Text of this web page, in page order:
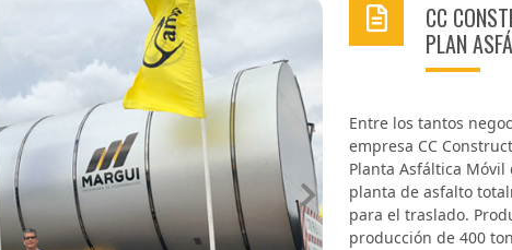
Next
CC
PLAN
Entre los tantos
empresa CC
Planta Asfáltica
planta de asfalto
para el traslado.
producción de 400